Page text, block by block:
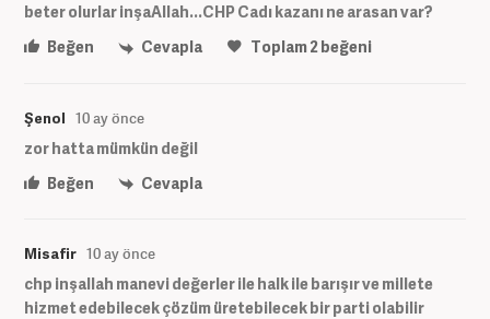
beter olurlar inşaAllah...CHP Cadı kazanı ne arasan var?
Beğen
Cevapla Toplam2beğeni
Şenol 10 ay önce
zor hatta mümkün değil
Beğen
Cevapla
Misafir 10 ay önce
chp inşallah manevi değerler ile halk ile barışır ve millete
hizmet edebilecek çözüm üretebilecek bir parti olabilir